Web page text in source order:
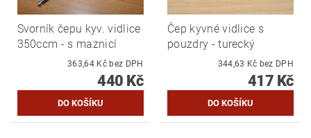
Svorník čepu kyv. vidlice
350ccm - s maznicí
363,64 Kč bez DPH
440 Kč
Čep kyvné vidlice s
pouzdry - turecký
344,63 Kč bez DPH
417 Kč